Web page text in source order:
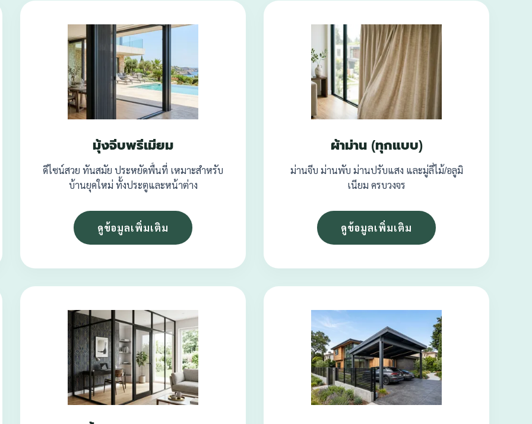
มุ้งจีบพรีเมียม
ดีไซน์สวย ทันสมัย ประหยัดพื้นที่ เหมาะสำหรับ
บ้านยุคใหม่ ทั้งประตูและหน้าต่าง
ดูข้อมูลเพิ่มเติม
ผ้าม่าน (ทุกแบบ)
ม่านจีบ ม่านพับ ม่านปรับแสง และมู่ลี่ไม้/อลูมิ
เนียม ครบวงจร
ดูข้อมูลเพิ่มเติม